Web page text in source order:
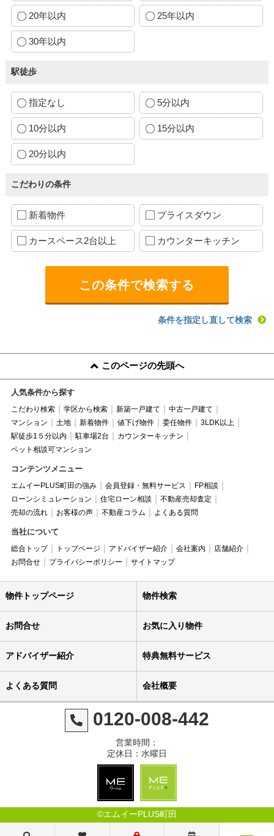
20年以内 25年以内
30年以内
駅徒歩
指定なし 5分以内
10分以内 15分以内
20分以内
こだわりの条件
新着物件 プライスダウン
カースペース2台以上 カウンターキッチン
条件を指定し直して検索
このページの先頭へ
人気条件から探す
こだわり検索 学区から検索 新築一戸建て
中古一戸建て
マンション
土地 新着物件 値下げ物件 委任物件
3LDK以上
駅徒歩1５分以内
駐車場2台
カウンターキッチン
ペット相談可マンション
コンテンツメニュー
エムイーPLUS町田の強み 会員登録・無料サービス
FP相談
ローンシミュレーション
住宅ローン相談
不動産売却査定
売却の流れ
お客様の声 不動産コラム よくある質問
当社について
総合トップ トップページ アドバイザー紹介 会社案内
店舗紹介
お問合せ
プライバシーポリシー サイトマップ
物件トップページ 物件検索
お問合せ お気に入り物件
アドバイザー紹介 特典無料サービス
よくある質問 会社概要
0120-008-442
営業時間：
定休日：水曜日
©エムイーPLUS町田